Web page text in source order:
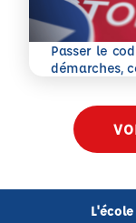
Passer le
démarches,
En savoir plus